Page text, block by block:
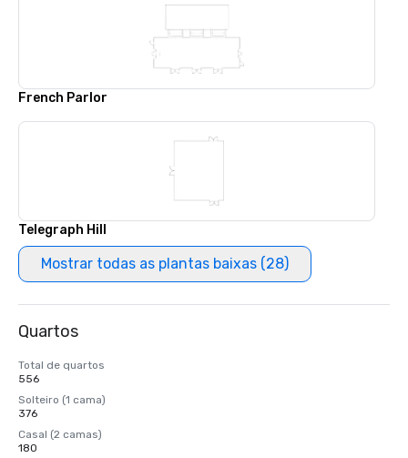
French Parlor
Telegraph Hill
Mostrar todas as plantas baixas (28)
Quartos
Total de quartos
556
Solteiro (1 cama)
376
Casal (2 camas)
180